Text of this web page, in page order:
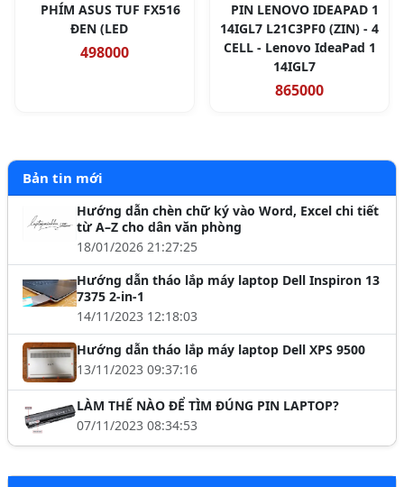
PHÍM ASUS TUF FX516
ĐEN (LED
498000
PIN LENOVO IDEAPAD 1
14IGL7 L21C3PF0 (ZIN) - 4
CELL - Lenovo IdeaPad 1
14IGL7
865000
Bản tin mới
Hướng dẫn chèn chữ ký vào Word, Excel chi tiết
từ A–Z cho dân văn phòng
18/01/2026 21:27:25
Hướng dẫn tháo lắp máy laptop Dell Inspiron 13
7375 2-in-1
14/11/2023 12:18:03
Hướng dẫn tháo lắp máy laptop Dell XPS 9500
13/11/2023 09:37:16
LÀM THẾ NÀO ĐỂ TÌM ĐÚNG PIN LAPTOP?
07/11/2023 08:34:53